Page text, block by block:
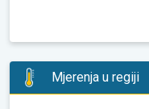
Mjerenja u regiji